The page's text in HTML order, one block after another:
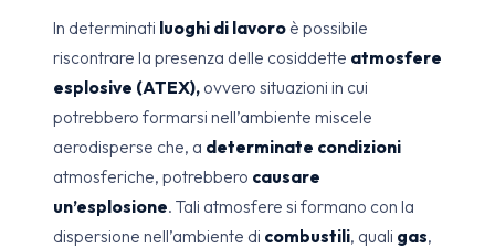
In determinati luoghi di lavoro è possibile
riscontrare la presenza delle cosiddette atmosfere
esplosive (ATEX), ovvero situazioni in cui
potrebbero formarsi nell’ambiente miscele
aerodisperse che, a determinate condizioni
atmosferiche, potrebbero causare
un’esplosione. Tali atmosfere si formano con la
dispersione nell’ambiente di combustili, quali gas,